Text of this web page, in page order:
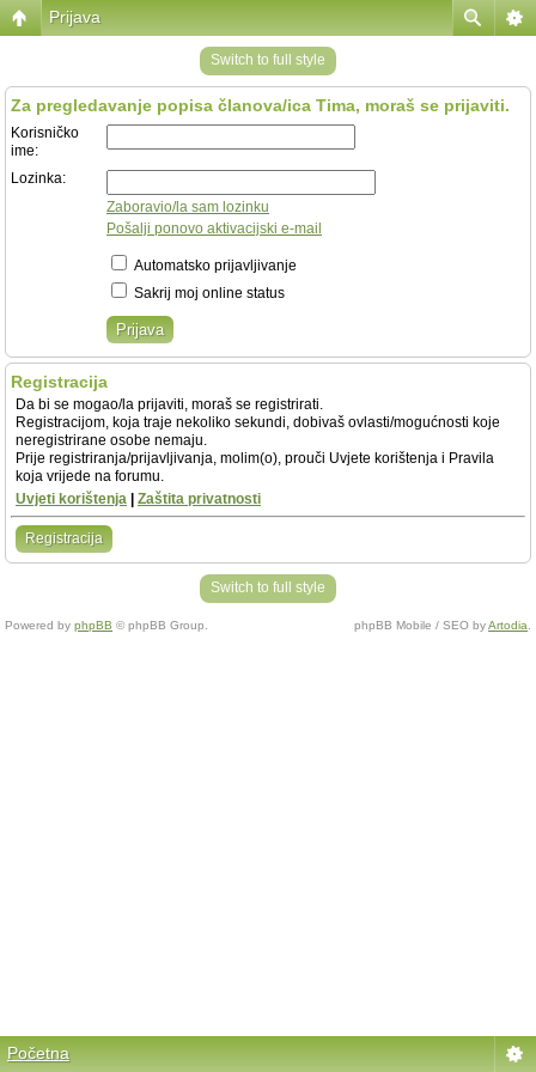
Prijava
Switch to full style
Za pregledavanje popisa članova/ica Tima, moraš se prijaviti.
Korisničko
ime:
Lozinka:
Zaboravio/la sam lozinku
Pošalji ponovo aktivacijski e-mail
Automatsko prijavljivanje
Sakrij moj online status
Registracija
Da bi se mogao/la prijaviti, moraš se registrirati.
Registracijom, koja traje nekoliko sekundi, dobivaš ovlasti/mogućnosti koje
neregistrirane osobe nemaju.
Prije registriranja/prijavljivanja, molim(o), prouči Uvjete korištenja i Pravila
koja vrijede na forumu.
Uvjeti korištenja
Zaštita privatnosti
Registracija
Switch to full style
Powered by phpBB © phpBB Group. phpBB Mobile / SEO byArtodia
Početna